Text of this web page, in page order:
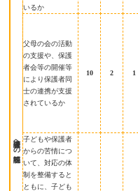
保護者への説明等
いるか
父母の会の活動
の支援や、保護
者会等の開催等
により保護者同
士の連携が支援
されているか
10 2 1
子どもや保護者
からの苦情につ
いて、対応の体
制を整備すると
ともに、子ども